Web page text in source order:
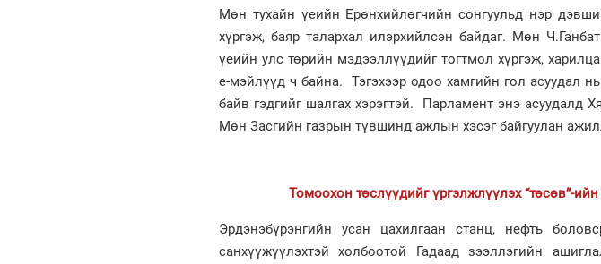
Мөн тухайн үеийн Ерөнхийлөгчийн сонгуульд нэр
хүргэж, баяр талархал илэрхийлсэн байдаг. Мөн
үеийн улс төрийн мэдээллүүдийг тогтмол хүргэж,
е-мэйлүүд ч байна. Тэгэхээр одоо хамгийн гол асуудал
байв гэдгийг шалгах хэрэгтэй. Парламент энэ асуудалд
Мөн Засгийн газрын түвшинд ажлын хэсэг байгуулан
Томоохон төслүүдийг үргэлжлүүлэх “төсөв”-
Эрдэнэбүрэнгийн усан цахилгаан станц, нефть
санхүүжүүлэхтэй холбоотой Гадаад зээллэгийн